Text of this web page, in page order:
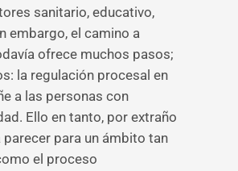
sanitario, educativo,
embargo, el camino a
ofrece muchos pasos;
la regulación procesal en
a las personas con
Ello en tanto, por extraño
parecer para un ámbito tan
el proceso